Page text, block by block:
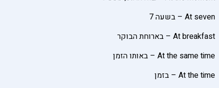
At seven – בשעה 7
At breakfast – בארוחת הבוקר
At the same time – באותו הזמן
At the time – בזמן